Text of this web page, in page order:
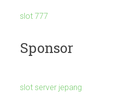
slot 777
Sponsor
slot server jepang